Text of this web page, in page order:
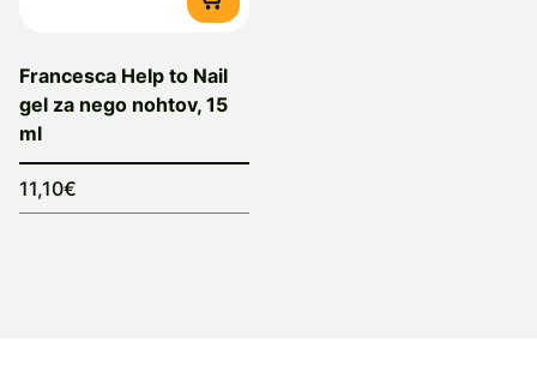
Francesca Help to Nail
gel za nego nohtov, 15
ml
11,10€